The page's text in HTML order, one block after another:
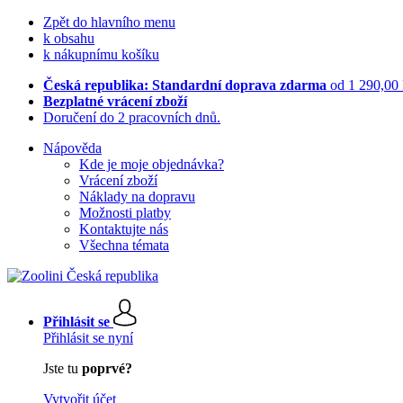
Zpět do hlavního menu
k obsahu
k nákupnímu košíku
Česká republika: Standardní doprava zdarma od 1 290,00
Bezplatné vrácení zboží
Doručení do 2 pracovních dnů.
Nápověda
Kde je moje objednávka?
Vrácení zboží
Náklady na dopravu
Možnosti platby
Kontaktujte nás
Všechna témata
Přihlásit se
Přihlásit se nyní
Jste tu poprvé?
Vytvořit účet